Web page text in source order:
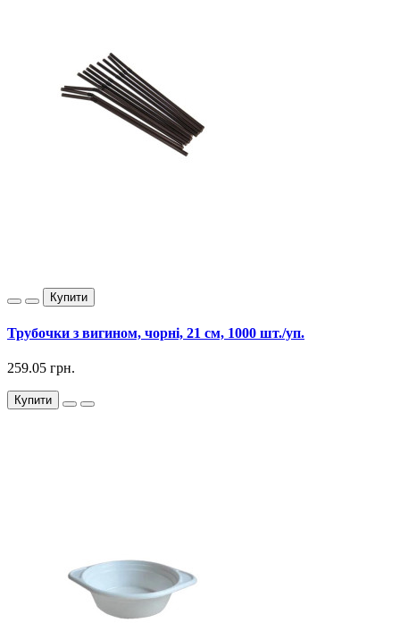
Купити
Трубочки з вигином, чорні, 21 см, 1000 шт./уп.
259.05 грн.
Купити